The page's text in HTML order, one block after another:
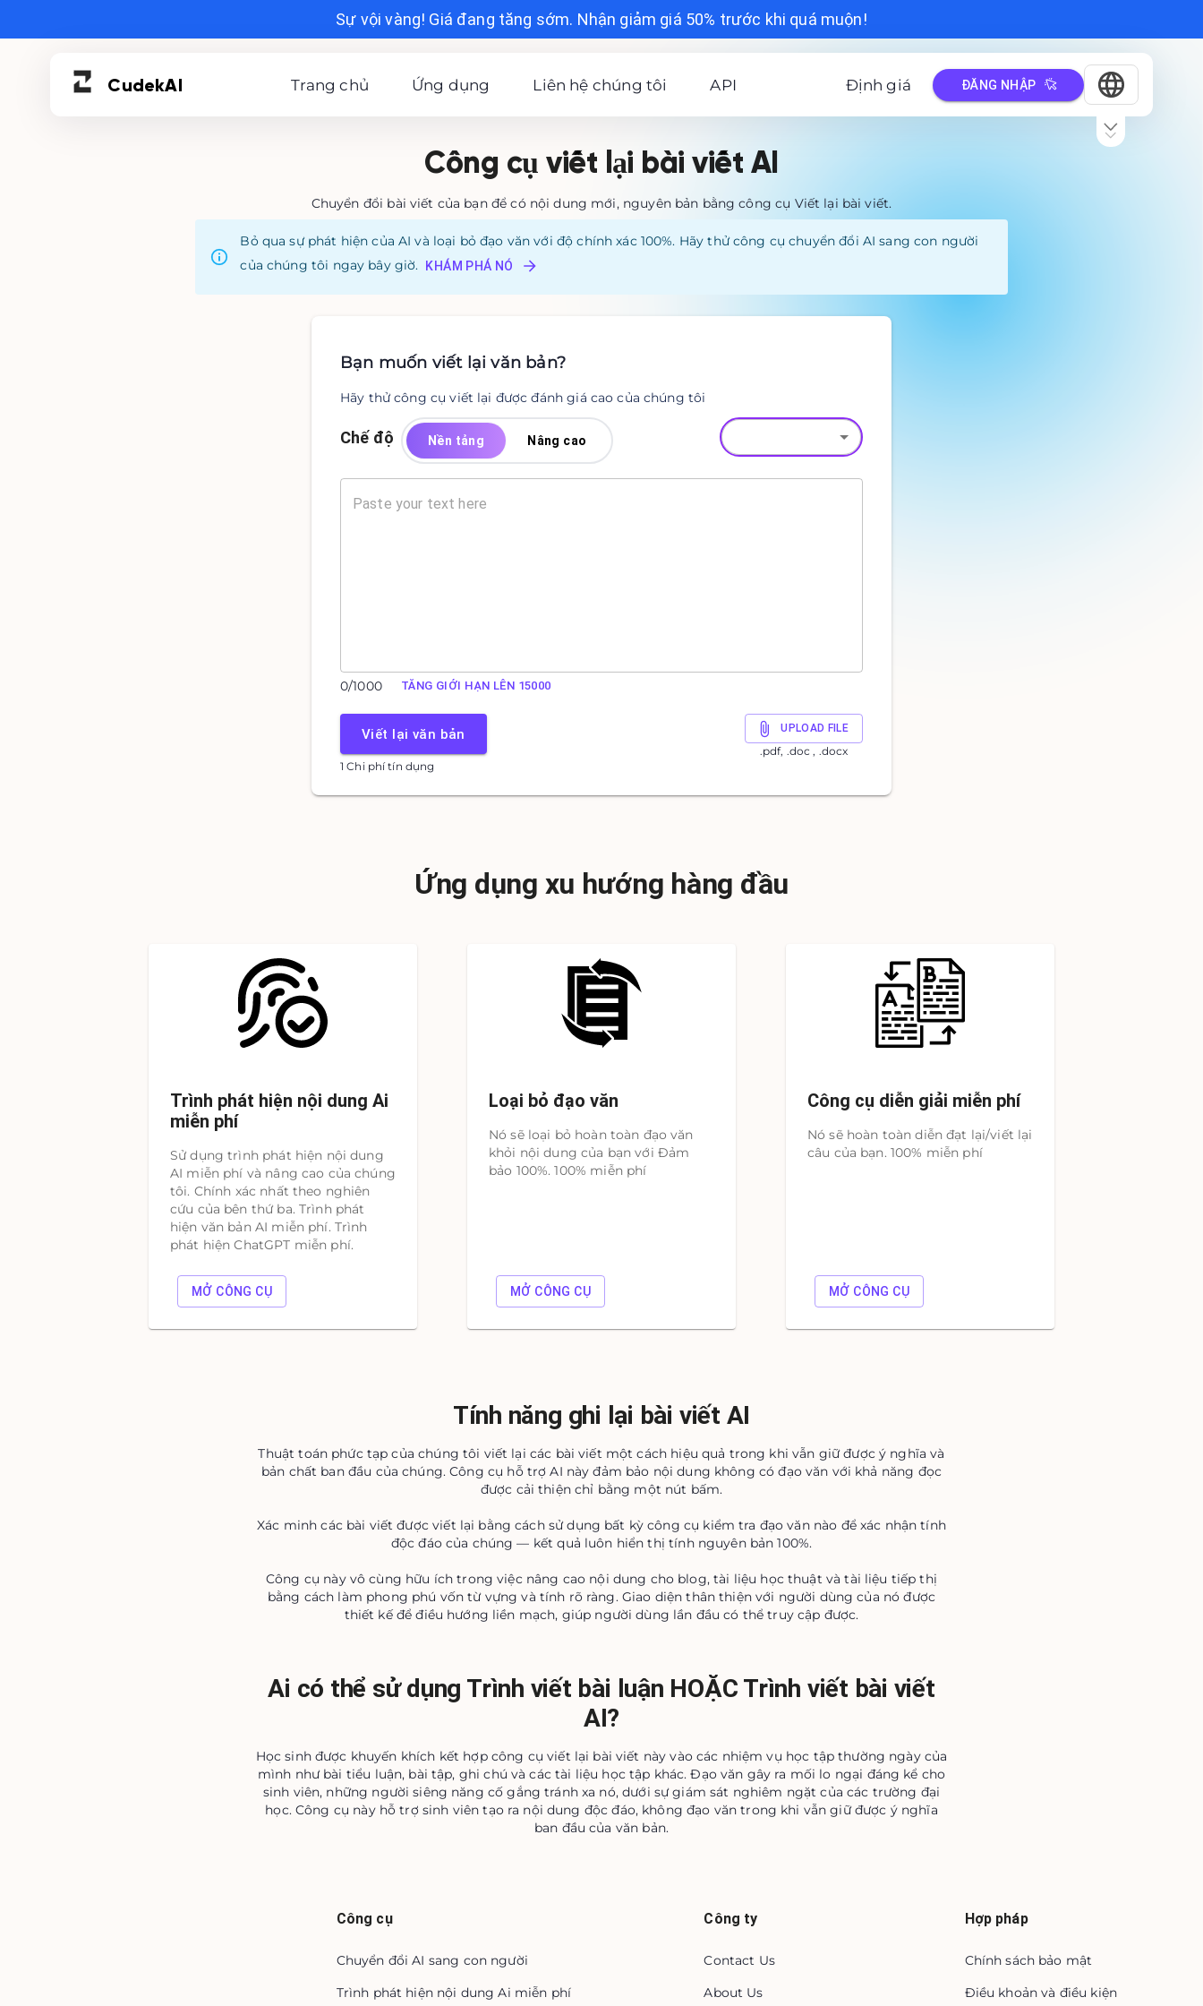
Sự vội vàng! Giá đang tăng sớm. Nhận giảm giá 50% trước khi quá muộn!
CudekAI Trang chủ Ứng dụng Liên hệ chúng tôi API Định giá ĐĂNG NHẬP
Công cụ viết lại bài viết AI
Chuyển đổi bài viết của bạn để có nội dung mới, nguyên bản bằng công cụ Viết lại bài viết.
Bỏ qua sự phát hiện của AI và loại bỏ đạo văn với độ chính xác 100%. Hãy thử công cụ chuyển đổi AI sang con người
của chúng tôi ngay bây giờ.
KHÁM PHÁ NÓ
Bạn muốn viết lại văn bản?
Hãy thử công cụ viết lại được đánh giá cao của chúng tôi
Chế độ Nền tảng Nâng cao
0/1000 TĂNG GIỚI HẠN LÊN 15000
Viết lại văn bản UPLOAD FILE
.pdf, .doc , .docx
1 Chi phí tín dụng
Ứng dụng xu hướng hàng đầu
Trình phát hiện nội dung Ai
miễn phí
Sử dụng trình phát hiện nội dung
AI miễn phí và nâng cao của chúng
tôi. Chính xác nhất theo nghiên
cứu của bên thứ ba. Trình phát
hiện văn bản AI miễn phí. Trình
phát hiện ChatGPT miễn phí.
MỞ CÔNG CỤ
Loại bỏ đạo văn
Nó sẽ loại bỏ hoàn toàn đạo văn
khỏi nội dung của bạn với Đảm
bảo 100%. 100% miễn phí
MỞ CÔNG CỤ
Công cụ diễn giải miễn phí
Nó sẽ hoàn toàn diễn đạt lại/viết lại
câu của bạn. 100% miễn phí
MỞ CÔNG CỤ
Tính năng ghi lại bài viết AI
Thuật toán phức tạp của chúng tôi viết lại các bài viết một cách hiệu quả trong khi vẫn giữ được ý nghĩa và
bản chất ban đầu của chúng. Công cụ hỗ trợ AI này đảm bảo nội dung không có đạo văn với khả năng đọc
được cải thiện chỉ bằng một nút bấm.
Xác minh các bài viết được viết lại bằng cách sử dụng bất kỳ công cụ kiểm tra đạo văn nào để xác nhận tính
độc đáo của chúng — kết quả luôn hiển thị tính nguyên bản 100%.
Công cụ này vô cùng hữu ích trong việc nâng cao nội dung cho blog, tài liệu học thuật và tài liệu tiếp thị
bằng cách làm phong phú vốn từ vựng và tính rõ ràng. Giao diện thân thiện với người dùng của nó được
thiết kế để điều hướng liền mạch, giúp người dùng lần đầu có thể truy cập được.
Ai có thể sử dụng Trình viết bài luận HOẶC Trình viết bài viết
AI?
Học sinh được khuyến khích kết hợp công cụ viết lại bài viết này vào các nhiệm vụ học tập thường ngày của
mình như bài tiểu luận, bài tập, ghi chú và các tài liệu học tập khác. Đạo văn gây ra mối lo ngại đáng kể cho
sinh viên, những người siêng năng cố gắng tránh xa nó, dưới sự giám sát nghiêm ngặt của các trường đại
học. Công cụ này hỗ trợ sinh viên tạo ra nội dung độc đáo, không đạo văn trong khi vẫn giữ được ý nghĩa
ban đầu của văn bản.
Công cụ
Chuyển đổi AI sang con người
Trình phát hiện nội dung Ai miễn phí
Công ty
Contact Us
About Us
Hợp pháp
Chính sách bảo mật
Điều khoản và điều kiện